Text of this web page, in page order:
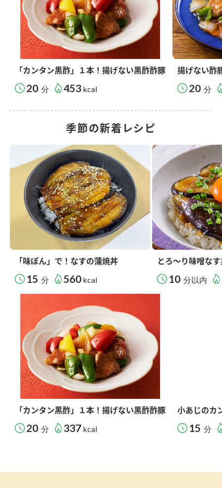
「カンタン黒酢」１本！揚げない黒酢酢豚
20 分 453 kcal
揚げない酢
20 分
季節の新着レシピ
「味ぽん」で！なすの蒲焼丼
15 分 560 kcal
とろ～り味噌な
10 分以内
「カンタン黒酢」１本！揚げない黒酢酢豚
20 分 337 kcal
小あじのカ
15 分